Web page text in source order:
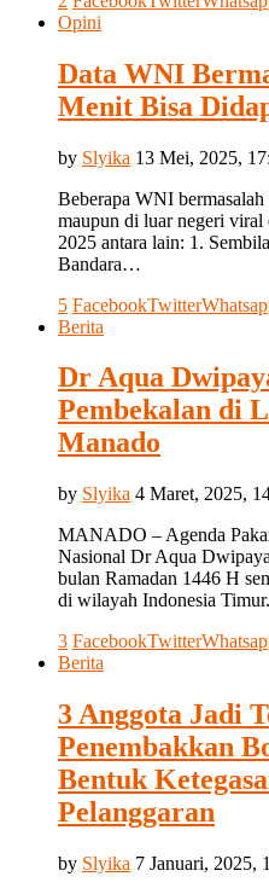
Opini
Data WNI
Menit Bisa
by Slyika 13 Mei, 2025,
Beberapa WNI
maupun di luar negeri
2025 antara lain: 1.⁠
Bandara…
5 FacebookTwitter
Berita
Dr Aqua
Pembekalan di
Manado
by Slyika 4 Maret, 2025,
MANADO – Agenda
Nasional Dr Aqua
bulan Ramadan 1446 H
di wilayah Indonesia
3 FacebookTwitter
Berita
3 Anggota Jadi
Penembakkan
Bentuk
Pelanggaran
by Slyika 7 Januari, 2025,